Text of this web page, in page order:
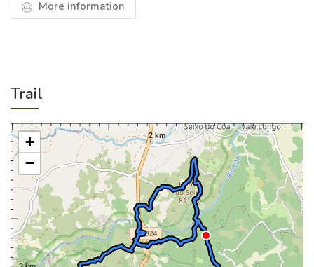
More information
Trail
+
−